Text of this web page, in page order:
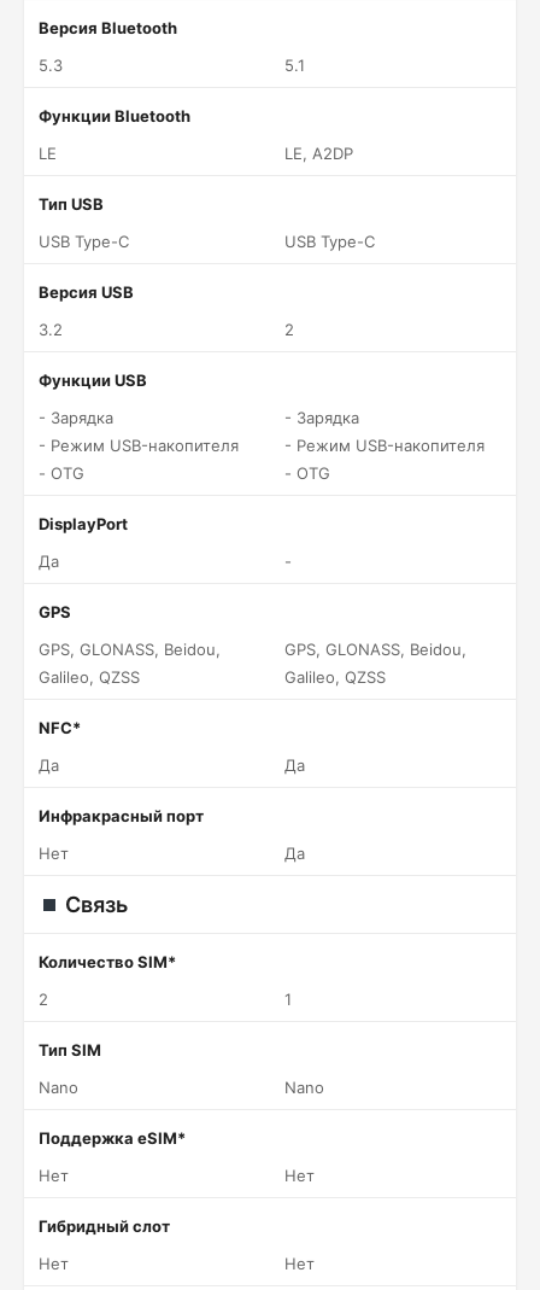
Версия Bluetooth
5.3
5.1
Функции Bluetooth
LE
LE, A2DP
Тип USB
USB Type-C
USB Type-C
Версия USB
3.2
2
Функции USB
- Зарядка
- Режим USB-накопителя
- OTG
- Зарядка
- Режим USB-накопителя
- OTG
DisplayPort
Да
-
GPS
GPS, GLONASS, Beidou,
Galileo, QZSS
GPS, GLONASS, Beidou,
Galileo, QZSS
NFC*
Да
Да
Инфракрасный порт
Нет
Да
Связь
Количество SIM*
2
1
Тип SIM
Nano
Nano
Поддержка eSIM*
Нет
Нет
Гибридный слот
Нет
Нет